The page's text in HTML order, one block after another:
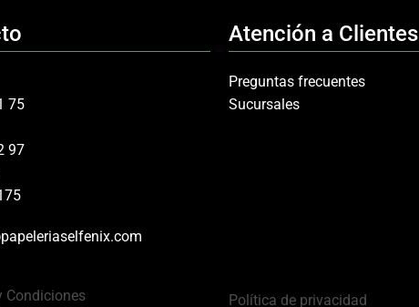
75
97
Condiciones
Atención a Clientes
Preguntas frecuentes
Sucursales
Política de privacidad